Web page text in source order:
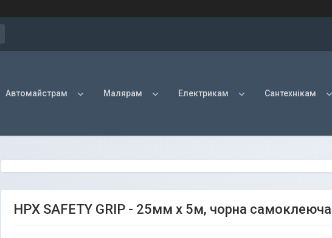
Автомайстрам Малярам Електрикам Сантехнікам
HPX SAFETY GRIP - 25мм х 5м, чорна самоклеюча